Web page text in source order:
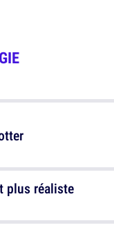
plus réaliste